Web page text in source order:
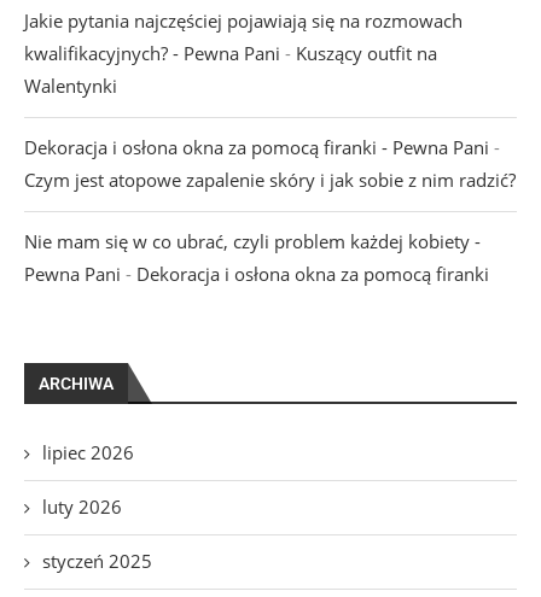
Jakie pytania najczęściej pojawiają się na rozmowach
kwalifikacyjnych? - Pewna Pani - Kuszący outfit na
Walentynki
Dekoracja i osłona okna za pomocą firanki - Pewna Pani -
Czym jest atopowe zapalenie skóry i jak sobie z nim radzić?
Nie mam się w co ubrać, czyli problem każdej kobiety -
Pewna Pani - Dekoracja i osłona okna za pomocą firanki
ARCHIWA
lipiec 2026
luty 2026
styczeń 2025